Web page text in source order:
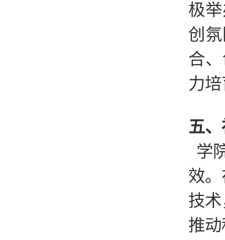
极
创
合
力
五
学
效
技
推